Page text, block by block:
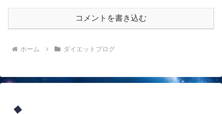
コメントを書き込む
ホーム ダイエットブログ